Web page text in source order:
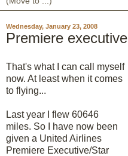
Wednesday, January 23, 2008
Premiere executive
That's what I can call myself
now. At least when it comes
to flying...
Last year I flew 60646
miles. So I have now been
given a United Airlines
Premiere Executive/Star